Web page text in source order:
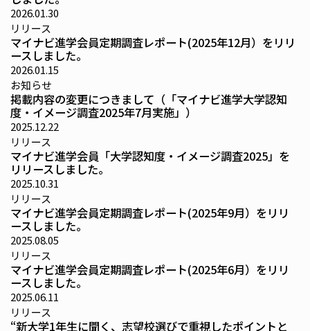
2026.01.30
リリース
マイナビ進学会員定期調査レポート(2025年12月）をリリ
ースしました。
2026.01.15
お知らせ
掲載内容の変更につきまして（「マイナビ進学大学認知
度・イメージ調査2025年7月実施」）
2025.12.22
リリース
マイナビ進学会員「大学認知度・イメージ調査2025」を
リリースしました。
2025.10.31
リリース
マイナビ進学会員定期調査レポート(2025年9月）をリリ
ースしました。
2025.08.05
リリース
マイナビ進学会員定期調査レポート(2025年6月）をリリ
ースしました。
2025.06.11
リリース
“新大学1年生に聞く、志望校選びで重視したポイントと